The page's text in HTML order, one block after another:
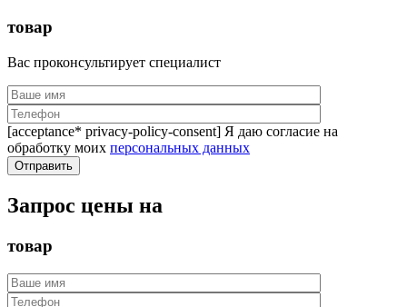
товар
Вас проконсультирует специалист
[acceptance* privacy-policy-consent] Я даю согласие на
обработку моих персональных данных
Запрос цены на
товар